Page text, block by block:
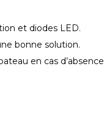
et diodes LED.
bonne solution.
en cas d’absence